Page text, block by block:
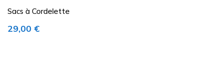
Sacs à Cordelette
Prix
29,00 €